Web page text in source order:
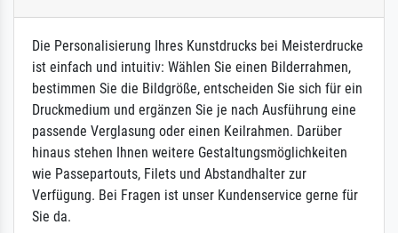
Die Personalisierung Ihres Kunstdrucks bei Meisterdrucke
ist einfach und intuitiv: Wählen Sie einen Bilderrahmen,
bestimmen Sie die Bildgröße, entscheiden Sie sich für ein
Druckmedium und ergänzen Sie je nach Ausführung eine
passende Verglasung oder einen Keilrahmen. Darüber
hinaus stehen Ihnen weitere Gestaltungsmöglichkeiten
wie Passepartouts, Filets und Abstandhalter zur
Verfügung. Bei Fragen ist unser Kundenservice gerne für
Sie da.